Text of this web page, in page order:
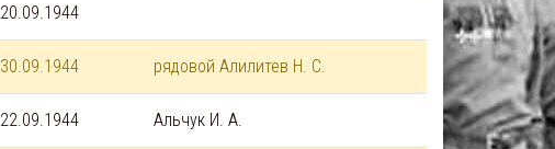
20.09.1944
30.09.1944 рядовой Алилитев Н. С.
22.09.1944 Альчук И. А.